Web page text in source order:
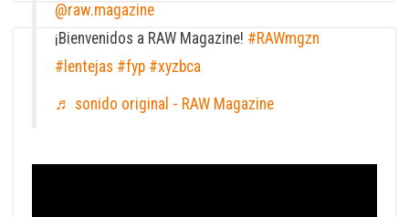
@raw.magazine
¡Bienvenidos a RAW Magazine! #RAWmgzn
#lentejas #fyp #xyzbca
♬ sonido original - RAW Magazine